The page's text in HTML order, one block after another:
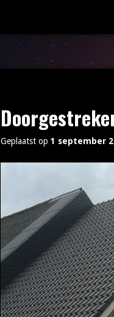
Geplaatst op1 september